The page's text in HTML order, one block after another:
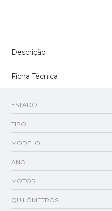
Descrição
Ficha Técnica
ESTADO
TIPO
MODELO
ANO
MOTOR
QUILÓMETROS